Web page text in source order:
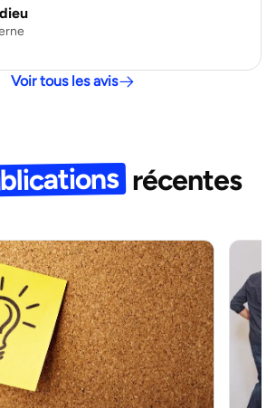
Voir tous les avis
récentes